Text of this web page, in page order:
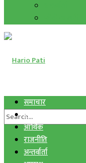
समाचार
स्वास्थ्य
आर्थिक
राजनीति
अन्तर्वार्ता